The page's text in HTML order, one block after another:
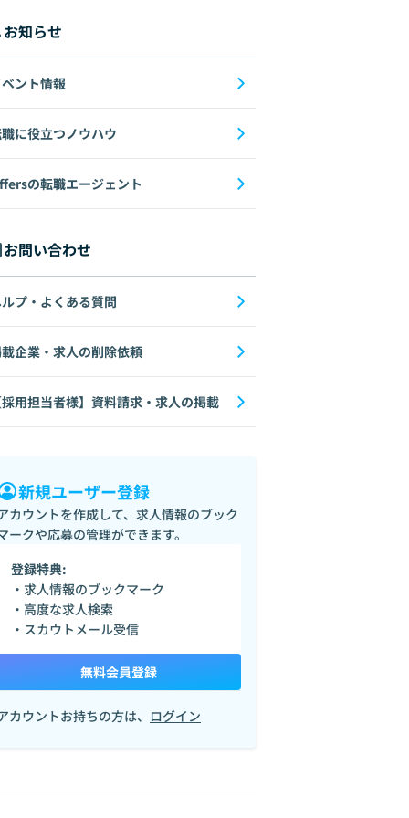
お知らせ
ント情報
に役立つノウハウ
の転職エージェント
お問い合わせ
プ・よくある質問
企業・求人の削除依頼
用担当者様】資料請求・求人の掲載
新規ユーザー登録
カウントを作成して、求人情報のブック
ークや応募の管理ができます。
登録特典:
・求人情報のブックマーク
・高度な求人検索
・スカウトメール受信
無料会員登録
カウントお持ちの方は、 ログイン